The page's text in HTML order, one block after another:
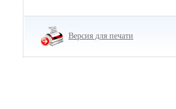
Версия для печати